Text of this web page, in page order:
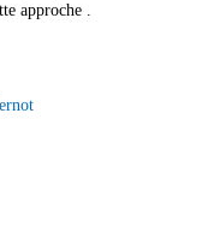
approche .